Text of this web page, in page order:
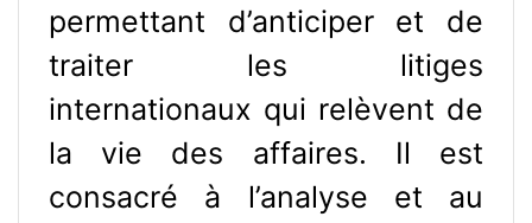
permettant d’anticiper et de
traiter les litiges
internationaux qui relèvent de
la vie des affaires. Il est
consacré à l’analyse et au